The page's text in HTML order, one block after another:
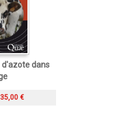
d'azote dans
35,00 €